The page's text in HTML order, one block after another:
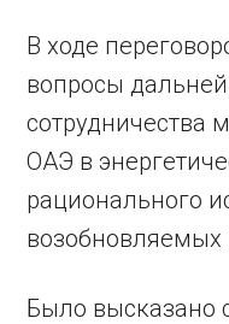
В ходе
вопросы
сотрудничества
ОАЭ в
рационального
возобновляемых
Было высказано